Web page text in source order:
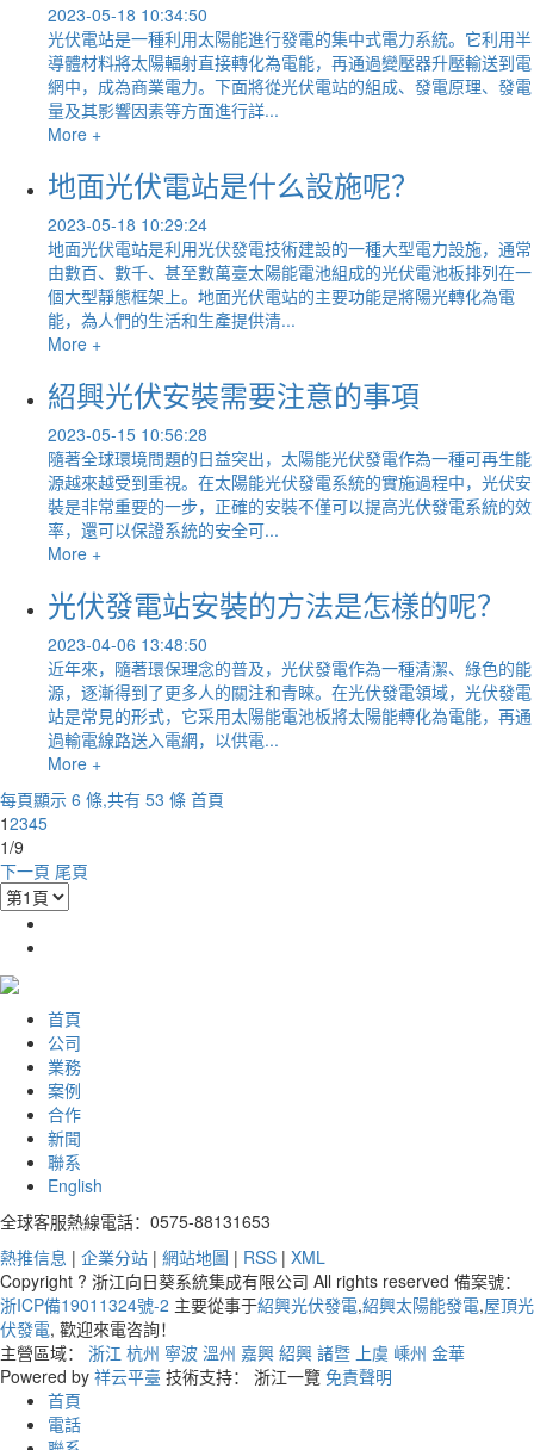
2023-05-18 10:34:50
光伏電站是一種利用太陽能進行發電的集中式電力系統。它利用半
導體材料將太陽輻射直接轉化為電能，再通過變壓器升壓輸送到電
網中，成為商業電力。下面將從光伏電站的組成、發電原理、發電
量及其影響因素等方面進行詳...
More +
地面光伏電站是什么設施呢？
2023-05-18 10:29:24
地面光伏電站是利用光伏發電技術建設的一種大型電力設施，通常
由數百、數千、甚至數萬臺太陽能電池組成的光伏電池板排列在一
個大型靜態框架上。地面光伏電站的主要功能是將陽光轉化為電
能，為人們的生活和生產提供清...
More +
紹興光伏安裝需要注意的事項
2023-05-15 10:56:28
隨著全球環境問題的日益突出，太陽能光伏發電作為一種可再生能
源越來越受到重視。在太陽能光伏發電系統的實施過程中，光伏安
裝是非常重要的一步，正確的安裝不僅可以提高光伏發電系統的效
率，還可以保證系統的安全可...
More +
光伏發電站安裝的方法是怎樣的呢？
2023-04-06 13:48:50
近年來，隨著環保理念的普及，光伏發電作為一種清潔、綠色的能
源，逐漸得到了更多人的關注和青睞。在光伏發電領域，光伏發電
站是常見的形式，它采用太陽能電池板將太陽能轉化為電能，再通
過輸電線路送入電網，以供電...
More +
每頁顯示 6 條,共有 53 條 首頁
12345
1/9
下一頁 尾頁
首頁
公司
業務
案例
合作
新聞
聯系
English
全球客服熱線電話：0575-88131653
熱推信息 | 企業分站 | 網站地圖 | RSS | XML
Copyright ? 浙江向日葵系統集成有限公司 All rights reserved 備案號：
浙ICP備19011324號-2 主要從事于紹興光伏發電,紹興太陽能發電,屋頂光
伏發電, 歡迎來電咨詢！
主營區域： 浙江 杭州 寧波 溫州 嘉興 紹興 諸暨 上虞 嵊州 金華
Powered by 祥云平臺 技術支持： 浙江一覽 免責聲明
首頁
電話